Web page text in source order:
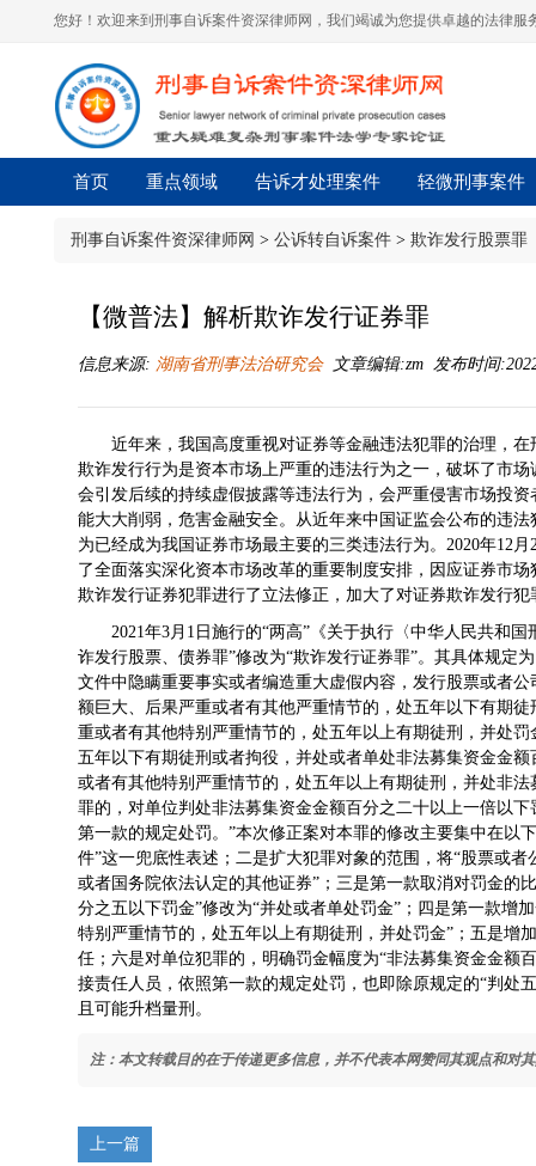
您好！欢迎来到刑事自诉案件资深律师网，我们竭诚为您提供卓越的法律服
首页 重点领域 告诉才处理案件 轻微刑事案件
刑事自诉案件资深律师网 > 公诉转自诉案件 > 欺诈发行股票罪
【微普法】解析欺诈发行证券罪
信息来源: 湖南省刑事法治研究会文章编辑:zm 发布时间
近年来，我国高度重视对证券等金融违法犯罪的治理，
欺诈发行行为是资本市场上严重的违法行为之一，破坏了市
会引发后续的持续虚假披露等违法行为，会严重侵害市场投
能大大削弱，危害金融安全。从近年来中国证监会公布的违
为已经成为我国证券市场最主要的三类违法行为。2020年12
了全面落实深化资本市场改革的重要制度安排，因应证券市
欺诈发行证券犯罪进行了立法修正，加大了对证券欺诈发行犯
2021年3月1日施行的“两高”《关于执行〈中华人民共和
诈发行股票、债券罪”修改为“欺诈发行证券罪”。其具体规定
文件中隐瞒重要事实或者编造重大虚假内容，发行股票或者
额巨大、后果严重或者有其他严重情节的，处五年以下有期
重或者有其他特别严重情节的，处五年以上有期徒刑，并处
五年以下有期徒刑或者拘役，并处或者单处非法募集资金金
或者有其他特别严重情节的，处五年以上有期徒刑，并处非
罪的，对单位判处非法募集资金金额百分之二十以上一倍以
第一款的规定处罚。”本次修正案对本罪的修改主要集中在以
件”这一兜底性表述；二是扩大犯罪对象的范围，将“股票或
或者国务院依法认定的其他证券”；三是第一款取消对罚金的
分之五以下罚金”修改为“并处或者单处罚金”；四是第一款增
特别严重情节的，处五年以上有期徒刑，并处罚金”；五是增
任；六是对单位犯罪的，明确罚金幅度为“非法募集资金金额
接责任人员，依照第一款的规定处罚，也即除原规定的“判处
且可能升档量刑。
注：本文转载目的在于传递更多信息，并不代表本网赞同其观点和对
上一篇